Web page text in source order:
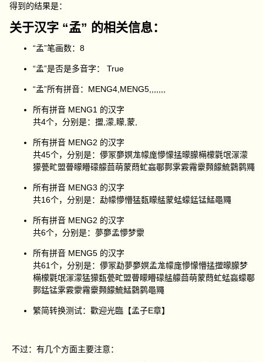
得到的结果是：
关于汉字 “孟” 的相关信息：
“孟”笔画数：8
“孟”是否是多音字： True
“孟”所有拼音：MENG4,MENG5,,,,,,,
所有拼音 MENG1 的汉字
共4个，分别是：擝,濛,矇,蒙,
所有拼音 MENG2 的汉字
共45个，分别是：儚冡夣嫇尨幪庬懜懞掹曚朦橗檬氋氓溕濛
獴甍甿盟瞢矇矒礞艨莔萌蒙蕄虻蝱鄳鄸雺霚霿靀顭饛鯍鸏鹲鼆
所有拼音 MENG3 的汉字
共16个，分别是：勐幪懜懵猛瓾矇艋蒙蜢蠓錳锰鯭黽鼆
所有拼音 MENG2 的汉字
共6个，分别是：夢夣孟懜梦霥
所有拼音 MENG5 的汉字
共61个，分别是：儚冡勐夢夣嫇孟尨幪庬懜懞懵掹擝曚朦梦
橗檬氋氓溕濛猛獴瓾甍甿盟瞢矇矒礞艋艨莔萌蒙蕄虻蜢蝱蠓鄳
鄸錳锰雺霚霥霿靀顭饛鯍鯭鸏鹲黽鼆
繁简转换测试：歡迎光臨【孟子E章】
不过：有几个方面主要注意：